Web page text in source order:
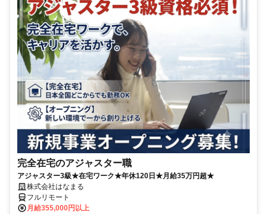
完全在宅のアジャスター職
アジャスター3級★在宅ワーク★年休120日★月給35万円超★
株式会社はなまる
フルリモート
月給355,000円以上